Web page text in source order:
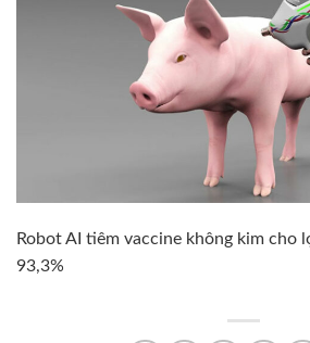
Robot AI tiêm vaccine không kim cho
93,3%